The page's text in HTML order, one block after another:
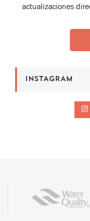
actualizaciones
INSTAGRAM